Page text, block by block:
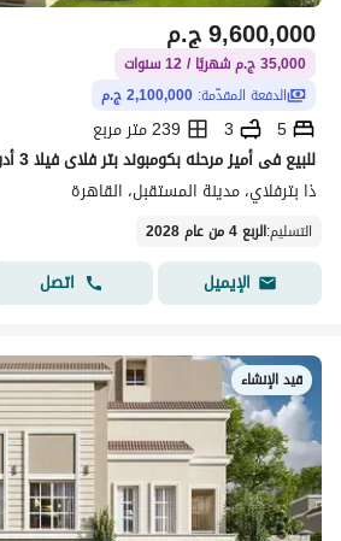
ج.م9,600,000
35,000 ج.م شهريًا / 12 سنوات
الدفعة المقدّمة: 2,100,000 ج.م
5
3
239 متر مربع
ذا بترفلاي، مدينة المستقبل، القاهرة
التسليم:الربع 4 من عام 2028
الإيميل اتصل
قيد الإنشاء